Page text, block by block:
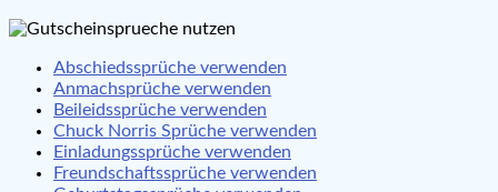
Abschiedssprüche verwenden
Anmachsprüche verwenden
Beileidssprüche verwenden
Chuck Norris Sprüche verwenden
Einladungssprüche verwenden
Freundschaftssprüche verwenden